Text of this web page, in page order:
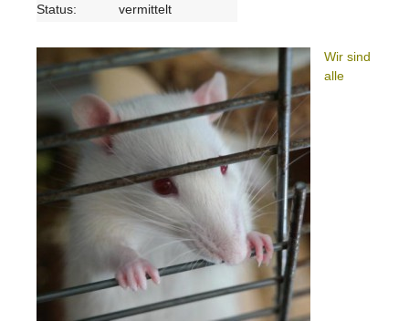
Status:
vermittelt
Wir sind
alle